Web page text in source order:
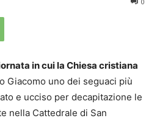
in cui la Chiesa cristiana
Giacomo uno dei seguaci più
e ucciso per decapitazione le
nella Cattedrale di San